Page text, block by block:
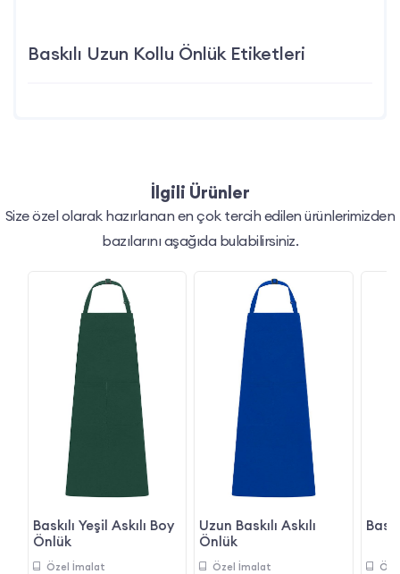
Baskılı Uzun Kollu Önlük Etiketleri
İlgili Ürünler
Size özel olarak hazırlanan en çok tercih edilen ürünlerimizden
bazılarını aşağıda bulabilirsiniz.
Baskılı Yeşil Askılı Boy
Önlük
Özel İmalat
Uzun Baskılı Askılı
Önlük
Özel İmalat